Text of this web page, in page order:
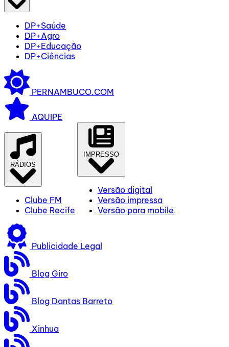
DP+Saúde
DP+Agro
DP+Educação
DP+Ciências
PERNAMBUCO.COM
AQUIPE
RÁDIOS
Clube FM
Clube Recife
IMPRESSO
Versão digital
Versão impressa
Versão para mobile
Publicidade Legal
Blog Giro
Blog Dantas Barreto
Xinhua